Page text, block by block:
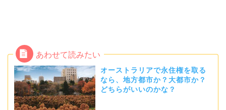
オーストラリアで永住権を取る
なら、地方都市か？大都市か？
どちらがいいのかな？